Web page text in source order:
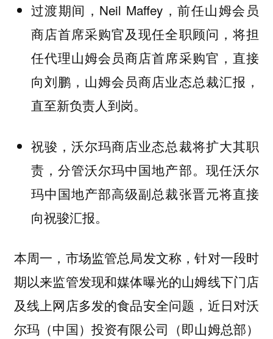
过渡期间，Neil Maffey，前任山姆会员
商店首席采购官及现任全职顾问，将担
任代理山姆会员商店首席采购官，直接
向刘鹏，山姆会员商店业态总裁汇报，
直至新负责人到岗。
祝骏，沃尔玛商店业态总裁将扩大其职
责，分管沃尔玛中国地产部。现任沃尔
玛中国地产部高级副总裁张晋元将直接
向祝骏汇报。
本周一，市场监管总局发文称，针对一段时
期以来监管发现和媒体曝光的山姆线下门店
及线上网店多发的食品安全问题，近日对沃
尔玛（中国）投资有限公司（即山姆总部）